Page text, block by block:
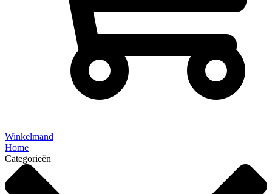
Winkelmand
Home
Categorieën